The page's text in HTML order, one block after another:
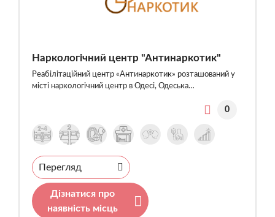
Наркологічний центр "Антинаркотик"
Реабілітаційний центр «Антинаркотик» розташований у
місті наркологічний центр в Одесі, Одеська…
0
Перегляд
Дізнатися про
наявність місць